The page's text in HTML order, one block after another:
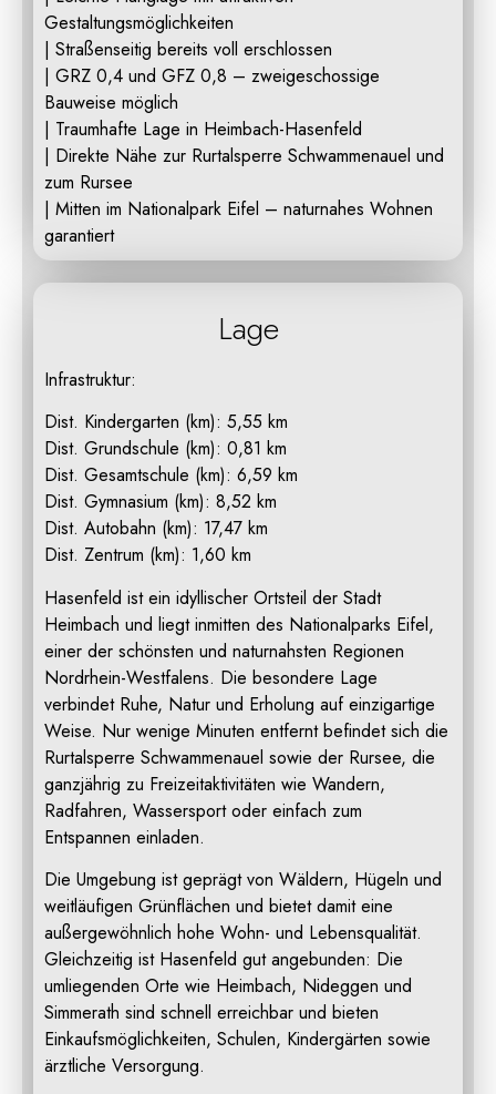
Gestaltungsmöglichkeiten
| Straßenseitig bereits voll erschlossen
| GRZ 0,4 und GFZ 0,8 – zweigeschossige
Bauweise möglich
| Traumhafte Lage in Heimbach-Hasenfeld
| Direkte Nähe zur Rurtalsperre Schwammenauel und
zum Rursee
| Mitten im Nationalpark Eifel – naturnahes Wohnen
garantiert
Lage
Infrastruktur:
Dist. Kindergarten (km): 5,55 km
Dist. Grundschule (km): 0,81 km
Dist. Gesamtschule (km): 6,59 km
Dist. Gymnasium (km): 8,52 km
Dist. Autobahn (km): 17,47 km
Dist. Zentrum (km): 1,60 km
Hasenfeld ist ein idyllischer Ortsteil der Stadt
Heimbach und liegt inmitten des Nationalparks Eifel,
einer der schönsten und naturnahsten Regionen
Nordrhein-Westfalens. Die besondere Lage
verbindet Ruhe, Natur und Erholung auf einzigartige
Weise. Nur wenige Minuten entfernt befindet sich die
Rurtalsperre Schwammenauel sowie der Rursee, die
ganzjährig zu Freizeitaktivitäten wie Wandern,
Radfahren, Wassersport oder einfach zum
Entspannen einladen.
Die Umgebung ist geprägt von Wäldern, Hügeln und
weitläufigen Grünflächen und bietet damit eine
außergewöhnlich hohe Wohn- und Lebensqualität.
Gleichzeitig ist Hasenfeld gut angebunden: Die
umliegenden Orte wie Heimbach, Nideggen und
Simmerath sind schnell erreichbar und bieten
Einkaufsmöglichkeiten, Schulen, Kindergärten sowie
ärztliche Versorgung.